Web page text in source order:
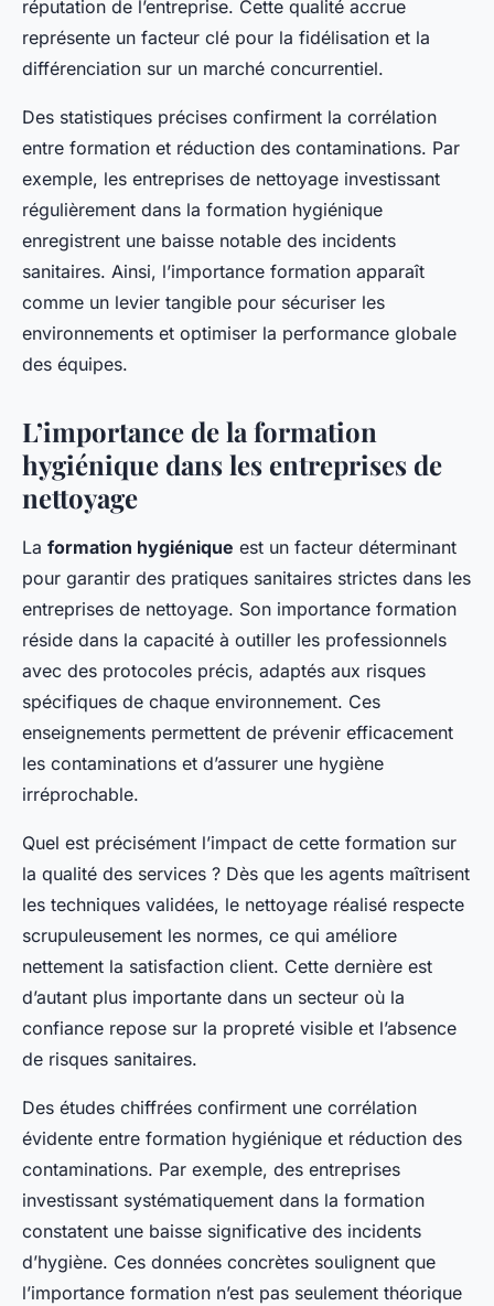
réputation de l’entreprise. Cette qualité accrue
représente un facteur clé pour la fidélisation et la
différenciation sur un marché concurrentiel.
Des statistiques précises confirment la corrélation
entre formation et réduction des contaminations. Par
exemple, les entreprises de nettoyage investissant
régulièrement dans la formation hygiénique
enregistrent une baisse notable des incidents
sanitaires. Ainsi, l’importance formation apparaît
comme un levier tangible pour sécuriser les
environnements et optimiser la performance globale
des équipes.
L’importance de la formation
hygiénique dans les entreprises de
nettoyage
La formation hygiénique est un facteur déterminant
pour garantir des pratiques sanitaires strictes dans les
entreprises de nettoyage. Son importance formation
réside dans la capacité à outiller les professionnels
avec des protocoles précis, adaptés aux risques
spécifiques de chaque environnement. Ces
enseignements permettent de prévenir efficacement
les contaminations et d’assurer une hygiène
irréprochable.
Quel est précisément l’impact de cette formation sur
la qualité des services ? Dès que les agents maîtrisent
les techniques validées, le nettoyage réalisé respecte
scrupuleusement les normes, ce qui améliore
nettement la satisfaction client. Cette dernière est
d’autant plus importante dans un secteur où la
confiance repose sur la propreté visible et l’absence
de risques sanitaires.
Des études chiffrées confirment une corrélation
évidente entre formation hygiénique et réduction des
contaminations. Par exemple, des entreprises
investissant systématiquement dans la formation
constatent une baisse significative des incidents
d’hygiène. Ces données concrètes soulignent que
l’importance formation n’est pas seulement théorique